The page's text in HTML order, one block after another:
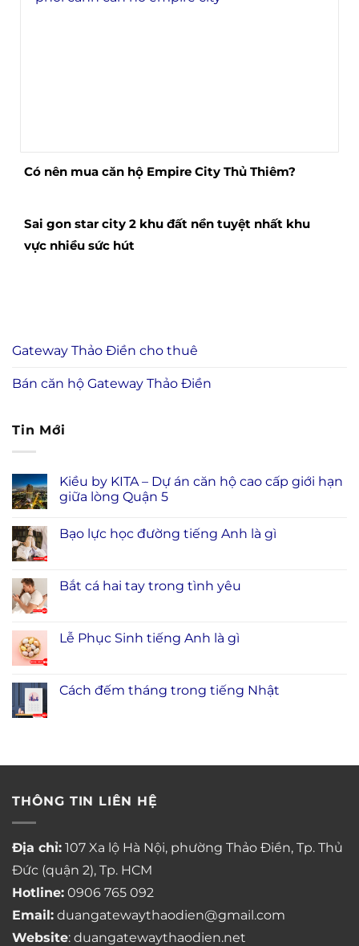
Có nên mua căn hộ Empire City Thủ Thiêm?
Sai gon star city 2 khu đất nền tuyệt nhất khu
vực nhiều sức hút
Gateway Thảo Điền cho thuê
Bán căn hộ Gateway Thảo Điền
Tin Mới
Kiều by KITA – Dự án căn hộ cao cấp giới hạn
giữa lòng Quận 5
Bạo lực học đường tiếng Anh là gì
Bắt cá hai tay trong tình yêu
Lễ Phục Sinh tiếng Anh là gì
Cách đếm tháng trong tiếng Nhật
THÔNG TIN LIÊN HỆ
Địa chỉ: 107 Xa lộ Hà Nội, phường Thảo Điền, Tp. Thủ
Đức (quận 2), Tp. HCM
Hotline: 0906 765 092
Email: duangatewaythaodien@gmail.com
Website: duangatewaythaodien.net